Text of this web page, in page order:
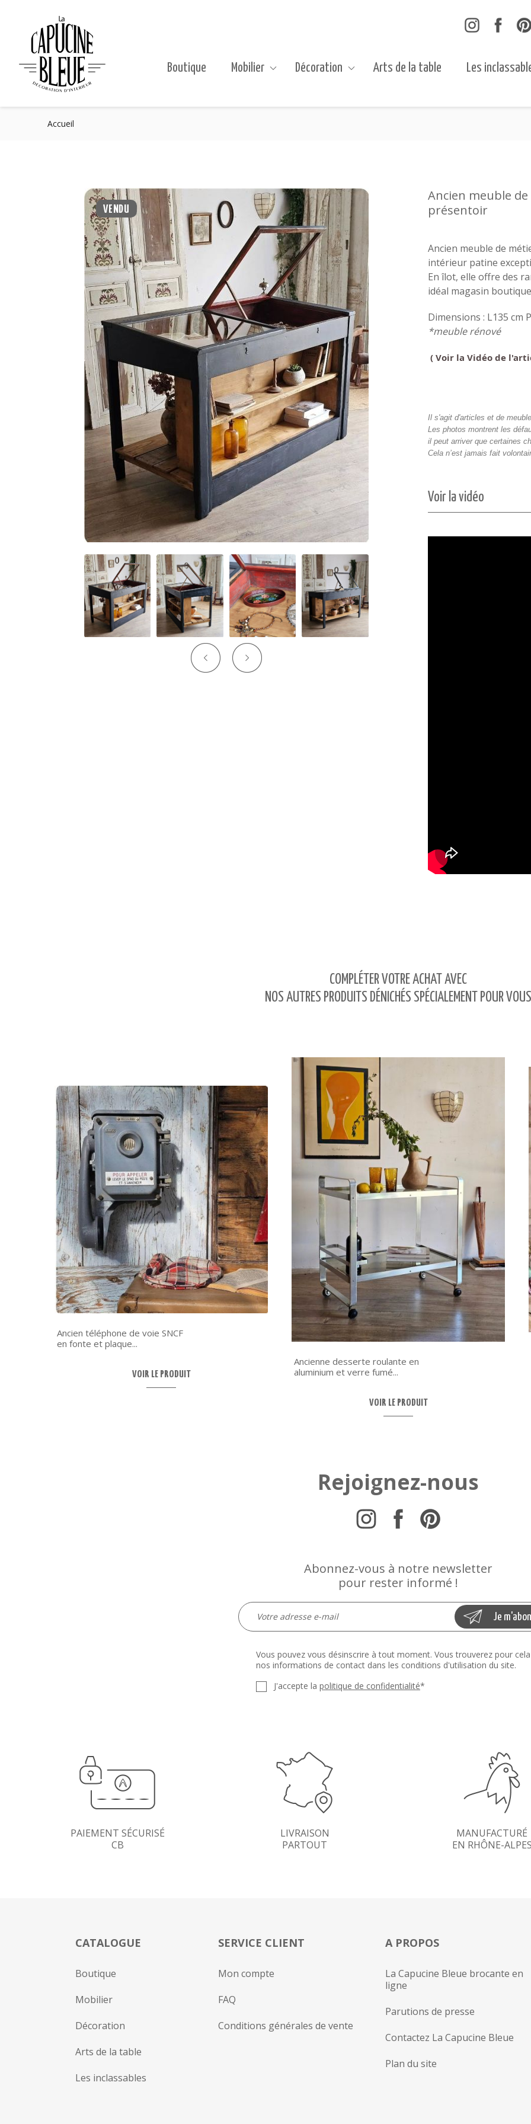
Boutique Mobilier Décoration Arts de la table Les
Accueil
VENDU
Ancien meuble
présentoir
Ancien meuble de
intérieur patine
En îlot, elle offre des
idéal magasin
Dimensions : L135 cm
*meuble rénové
( Voir la Vidéo de
Il s'agit d'articles et de
Les photos montrent les
il peut arriver que certaines
Cela n’est jamais fait
Voir la vidéo
COMPLÉTER VOTRE ACHAT AVEC
NOS AUTRES PRODUITS DÉNICHÉS SPÉCIALEMENT POUR VOUS
Ancien téléphone de voie SNCF
en fonte et plaque...
VOIR LE PRODUIT
Ancienne desserte roulante en
aluminium et verre fumé...
VOIR LE PRODUIT
Rejoignez-nous
Abonnez-vous à notre newsletter
pour rester informé !
Vous pouvez vous désinscrire à tout moment. Vous trouverez pour cela
nos informations de contact dans les conditions d'utilisation du site.
J'accepte la politique de confidentialité*
PAIEMENT SÉCURISÉ
CB
LIVRAISON
PARTOUT
MANUFACTURÉ
EN RHÔNE-
CATALOGUE
Arts de la table
Décoration
Les inclassables
Mobilier
Boutique
SERVICE CLIENT
Conditions générales de vente
FAQ
Mon compte
A PROPOS
La Capucine Bleue brocante en
ligne
Parutions de presse
Contactez La Capucine Bleue
Plan du site